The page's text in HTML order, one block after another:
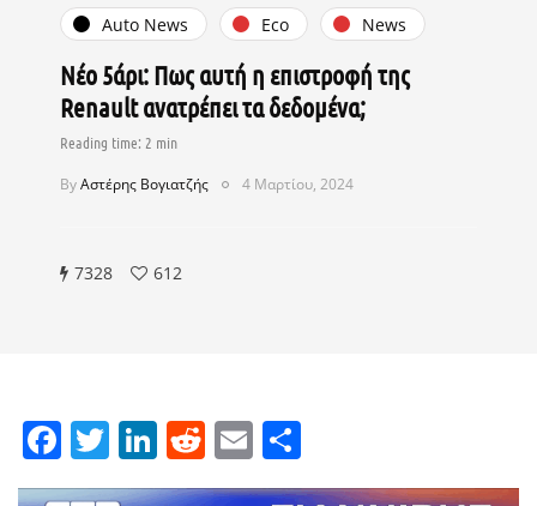
Auto News Eco News
Νέο 5άρι: Πως αυτή η επιστροφή της
Renault ανατρέπει τα δεδομένα;
ByΑστέρης Βογιατζής 4 Μαρτίου, 2024
7328 612
Facebook
Twitter
LinkedIn
Reddit
Email